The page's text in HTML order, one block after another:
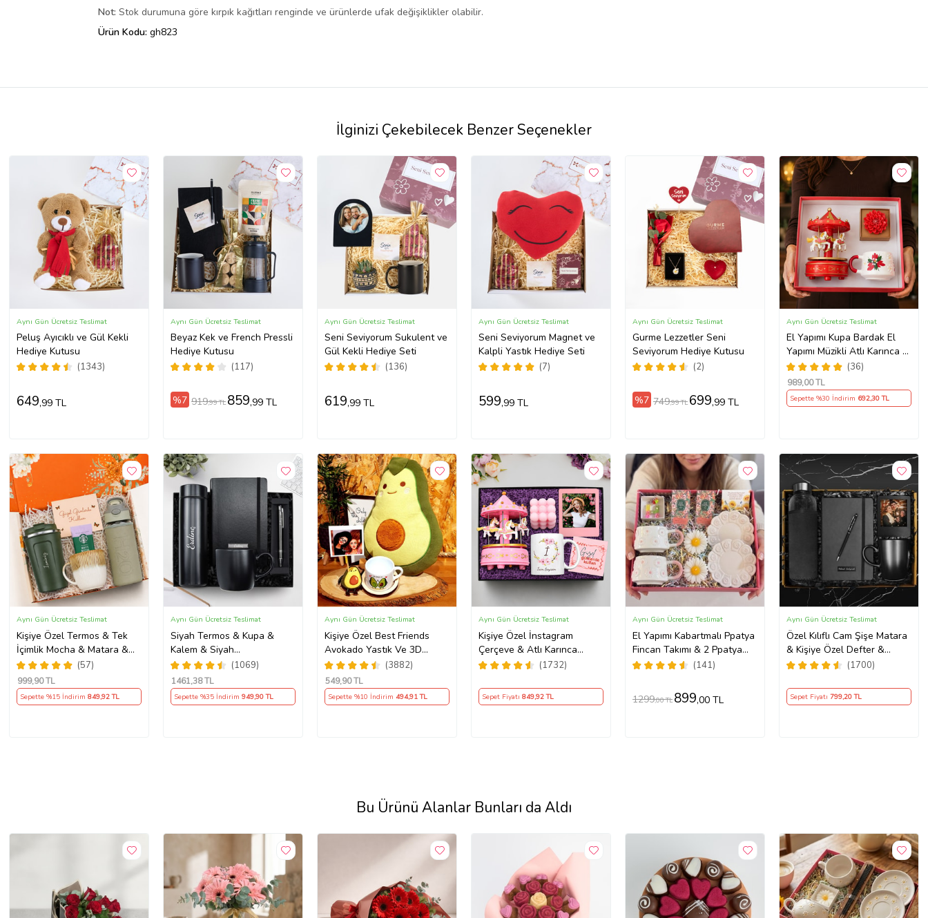
Not: Stok durumuna göre kırpık kağıtları renginde ve ürünlerde ufak değişiklikler olabilir.
Ürün Kodu: gh823
İlginizi Çekebilecek Benzer Seçenekler
Peluş Ayıcıklı ve Gül Kekli
Hediye Kutusu
(1343)
Aynı Gün Ücretsiz Teslimat
649,99 TL
Beyaz Kek ve French Pressli
Hediye Kutusu
(117)
Aynı Gün Ücretsiz Teslimat
%7 919,99 TL 859,99 TL
Seni Seviyorum Sukulent ve
Gül Kekli Hediye Seti
(136)
Aynı Gün Ücretsiz Teslimat
619,99 TL
Seni Seviyorum Magnet ve
Kalpli Yastık Hediye Seti
(7)
Aynı Gün Ücretsiz Teslimat
599,99 TL
Gurme Lezzetler Seni
Seviyorum Hediye Kutusu
(2)
Aynı Gün Ücretsiz Teslimat
%7 749,99 TL 699,99 TL
El Yapımı Kupa Bardak El
Yapımı Müzikli Atlı Karınca El
Yapımı Mum AYN34
(36)
Aynı Gün Ücretsiz Teslimat
989,00 TL
Sepette %30 İndirim 692,30 TL
Kişiye Özel Termos & Tek
İçimlik Mocha & Matara &
Kupa Hediye Seti
(57)
Aynı Gün Ücretsiz Teslimat
999,90 TL
Sepette %15 İndirim 849,92 TL
Siyah Termos & Kupa &
Kalem & Siyah
Defter Hediye Seti
(1069)
Aynı Gün Ücretsiz Teslimat
1461,38 TL
Sepette %35 İndirim 949,90 TL
Kişiye Özel Best Friends
Avokado Yastık Ve 3D
Avakado Kupa Arkadaşa
Hediye
(3882)
Aynı Gün Ücretsiz Teslimat
549,90 TL
Sepette %10 İndirim 494,91 TL
Kişiye Özel İnstagram
Çerçeve & Atlı Karınca
Müzik Kutusu & Pembe
Seti
(1732)
Aynı Gün Ücretsiz Teslimat
Sepet Fiyatı 849,92 TL
El Yapımı Kabartmalı Ppatya
Fincan Takımı & 2 Ppatya
Mum & Harf Anahtarlık &
(141)
Aynı Gün Ücretsiz Teslimat
1299,00 TL 899,00 TL
Özel Kılıflı Cam Şişe Matara
& Kişiye Özel Defter &
Metal Touch Pen Kalem &
Kupa Hediye Seti
(1700)
Aynı Gün Ücretsiz Teslimat
Sepet Fiyatı799,20 TL
Bu Ürünü Alanlar Bunları da Aldı